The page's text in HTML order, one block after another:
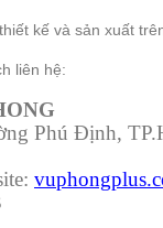
kế và sản xuất
liên hệ:
Phú Định,